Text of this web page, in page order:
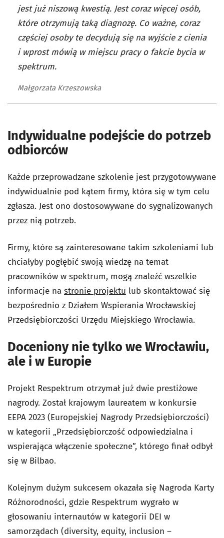
jest już niszową kwestią. Jest coraz więcej osób,
które otrzymują taką diagnozę. Co ważne, coraz
częściej osoby te decydują się na wyjście z cienia
i wprost mówią w miejscu pracy o fakcie bycia w
spektrum.
Małgorzata Krzeszowska
Indywidualne podejście do potrzeb
odbiorców
Każde przeprowadzane szkolenie jest przygotowywane
indywidualnie pod kątem firmy, która się w tym celu
zgłasza. Jest ono dostosowywane do sygnalizowanych
przez nią potrzeb.
Firmy, które są zainteresowane takim szkoleniami lub
chciałyby pogłębić swoją wiedzę na temat
pracowników w spektrum, mogą znaleźć wszelkie
informacje na stronie projektu lub skontaktować się
bezpośrednio z Działem Wspierania Wrocławskiej
Przedsiębiorczości Urzędu Miejskiego Wrocławia.
Doceniony nie tylko we Wrocławiu,
ale i w Europie
Projekt Respektrum otrzymał już dwie prestiżowe
nagrody. Został krajowym laureatem w konkursie
EEPA 2023 (Europejskiej Nagrody Przedsiębiorczości)
w kategorii „Przedsiębiorczość odpowiedzialna i
wspierająca włączenie społeczne”, którego finał odbył
się w Bilbao.
Kolejnym dużym sukcesem okazała się Nagroda Karty
Różnorodności, gdzie Respektrum wygrało w
głosowaniu internautów w kategorii DEI w
samorządach (diversity, equity, inclusion –